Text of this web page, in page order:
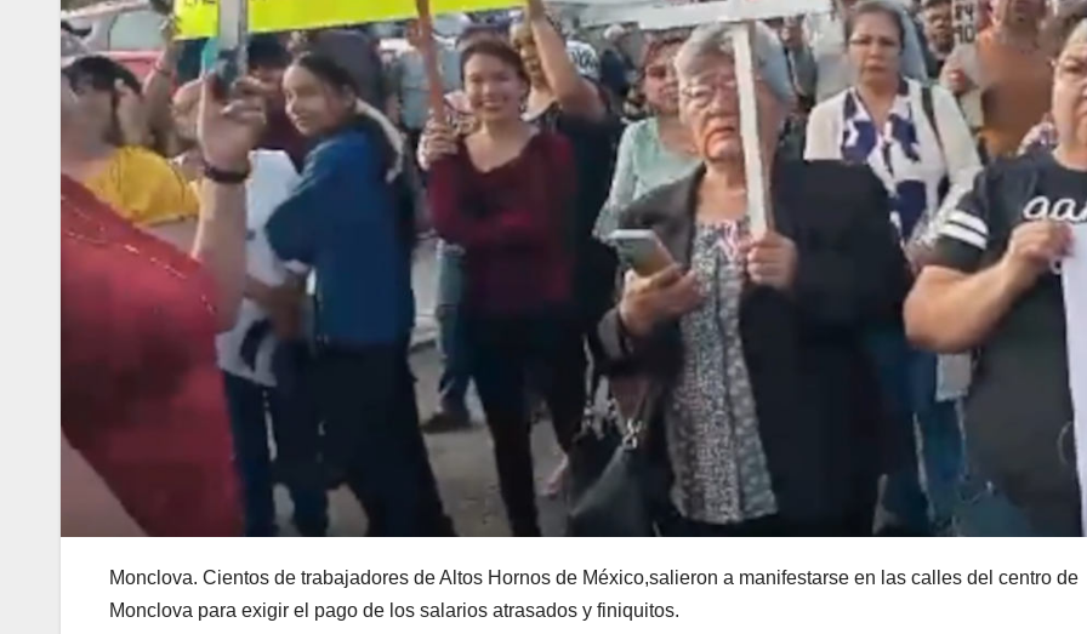
Monclova. Cientos de trabajadores de Altos Hornos de México,salieron a manifestarse en las calles del centro de
Monclova para exigir el pago de los salarios atrasados y finiquitos.